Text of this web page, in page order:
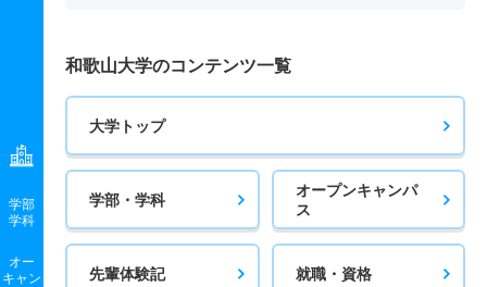
学部
学科
オー
キャン
和歌山大学のコンテンツ一覧
大学トップ
学部・学科
オープンキャンパ
ス
先輩体験記 就職・資格